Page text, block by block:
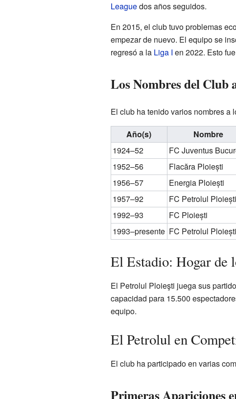
Leaguedos años seguidos.
En 2015, el club tuvo problemas
empezar de nuevo. El equipo se
regresó a la Liga I en 2022. Esto
Los Nombres del Club
El club ha tenido varios nombres a
Año(s)
Nombre
1924–52
FC Juventus
1952–56
Flacăra Ploiești
1956–57
Energia Ploiești
1957–92
FC Petrolul Ploiești
1992–93
FC Ploiești
1993–presente FC Petrolul Ploiești
El Estadio: Hogar de
El Petrolul Ploieşti juega sus
capacidad para 15.500
equipo.
El Petrolul en
El club ha participado en varias
Primeras Apariciones